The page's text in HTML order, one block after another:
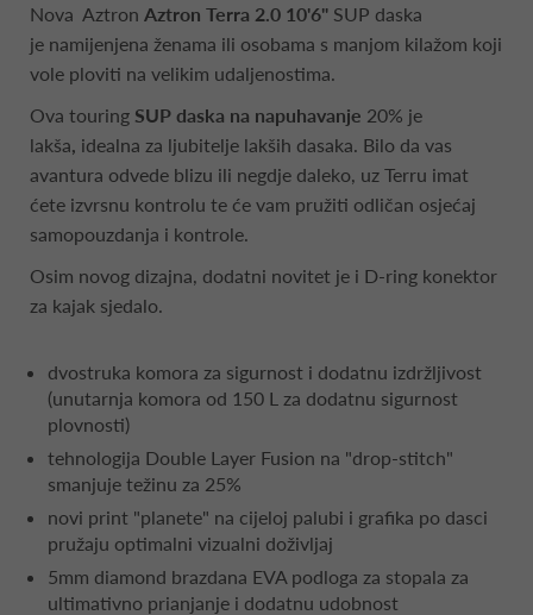
Nova Aztron Aztron Terra 2.0 10'6" SUP daska
je namijenjena ženama ili osobama s manjom kilažom koji
vole ploviti na velikim udaljenostima.
Ova touring SUP daska na napuhavanje 20% je
lakša, idealna za ljubitelje lakših dasaka. Bilo da vas
avantura odvede blizu ili negdje daleko, uz Terru imat
ćete izvrsnu kontrolu te će vam pružiti odličan osjećaj
samopouzdanja i kontrole.
Osim novog dizajna, dodatni novitet je i D-ring konektor
za kajak sjedalo.
dvostruka komora za sigurnost i dodatnu izdržljivost
(unutarnja komora od 150 L za dodatnu sigurnost
plovnosti)
tehnologija Double Layer Fusion na "drop-stitch"
smanjuje težinu za 25%
novi print "planete" na cijeloj palubi i grafika po dasci
pružaju optimalni vizualni doživljaj
5mm diamond brazdana EVA podloga za stopala za
ultimativno prianjanje i dodatnu udobnost